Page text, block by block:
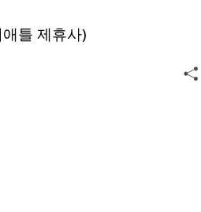
틀 제휴사)